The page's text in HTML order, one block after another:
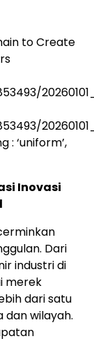
to Create
: ‘uniform’,
Inovasi
Dari
industri di
merek
dari satu
dan wilayah.